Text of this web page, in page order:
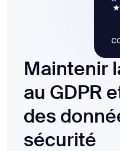
Maintenir
au GDPR
des
sécurité